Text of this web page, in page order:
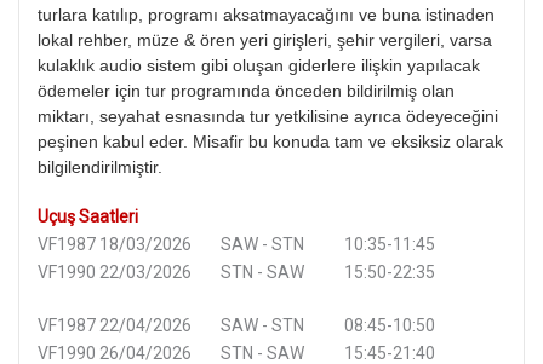
turlara katılıp, programı aksatmayacağını ve buna istinaden
lokal rehber, müze & ören yeri girişleri, şehir vergileri, varsa
kulaklık audio sistem gibi oluşan giderlere ilişkin yapılacak
ödemeler için tur programında önceden bildirilmiş olan
miktarı, seyahat esnasında tur yetkilisine ayrıca ödeyeceğini
peşinen kabul eder. Misafir bu konuda tam ve eksiksiz olarak
bilgilendirilmiştir.
Uçuş Saatleri
VF1987 18/03/2026 SAW - STN 10:35-11:45
VF1990 22/03/2026 STN - SAW 15:50-22:35
VF1987 22/04/2026 SAW - STN 08:45-10:50
VF1990 26/04/2026 STN - SAW 15:45-21:40